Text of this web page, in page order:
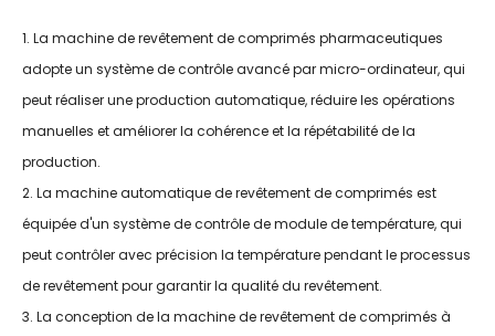
1. La machine de revêtement de comprimés pharmaceutiques
adopte un système de contrôle avancé par micro-ordinateur, qui
peut réaliser une production automatique, réduire les opérations
manuelles et améliorer la cohérence et la répétabilité de la
production.
2. La machine automatique de revêtement de comprimés est
équipée d'un système de contrôle de module de température, qui
peut contrôler avec précision la température pendant le processus
de revêtement pour garantir la qualité du revêtement.
3. La conception de la machine de revêtement de comprimés à